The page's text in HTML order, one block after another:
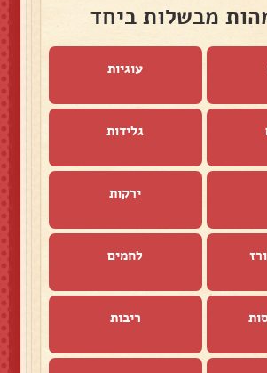
מבשלות ביחד
עוגיות
גלידות
ירקות
לחמים
ריבות